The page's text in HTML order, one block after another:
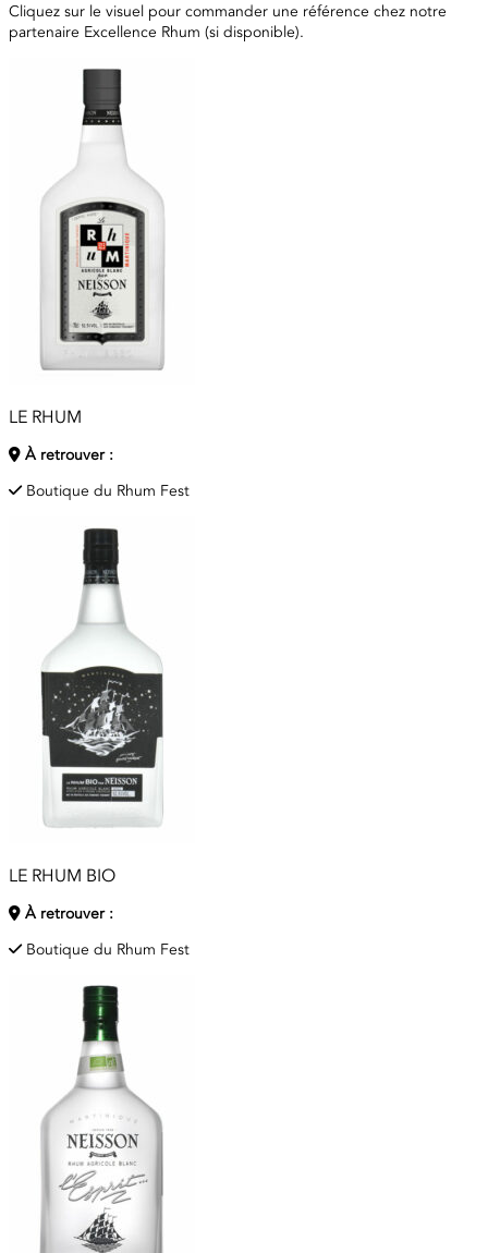
Cliquez sur le visuel pour commander une référence chez notre
partenaire Excellence Rhum (si disponible).
LE RHUM
À retrouver :
Boutique du Rhum Fest
LE RHUM BIO
À retrouver :
Boutique du Rhum Fest